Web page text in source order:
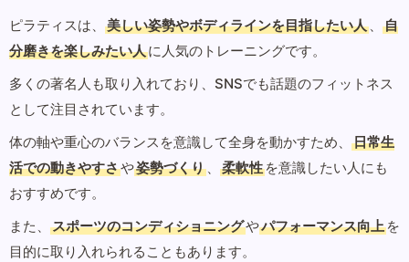
ピラティスは、 美しい姿勢やボディラインを目指したい人 、
自
分磨きを楽しみたい人に人気のトレーニングです。
多くの著名人も取り入れており、SNSでも話題のフィットネス
として注目されています。
体の軸や重心のバランスを意識して全身を動かすため、
日常生
活での動きやすさや姿勢づくり 、 柔軟性 を意識したい人にも
おすすめです。
また、
スポーツのコンディショニングやパフォーマンス向上 を
目的に取り入れられることもあります。